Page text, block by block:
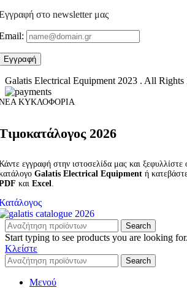
στο newsletter μας
Galatis Electrical Equipment2023 . All Rights
ΚΥΚΛΟΦΟΡΙΑ
2026
εγγραφή στην ιστοσελίδα μας και
Galatis Electrical Equipment ή
και Excel
Search
Start typing to see products you are looking for.
Κλείστε
Search
Μενού